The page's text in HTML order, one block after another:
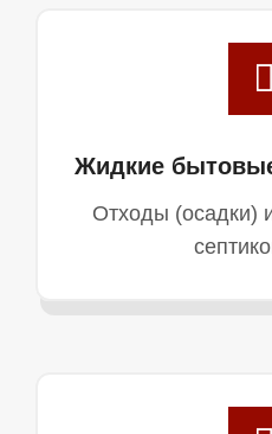
Жидкие
Отходы (осадки)